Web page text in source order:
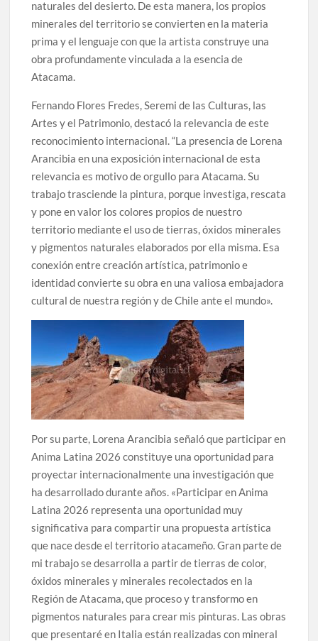
naturales del desierto. De esta manera, los propios
minerales del territorio se convierten en la materia
prima y el lenguaje con que la artista construye una
obra profundamente vinculada a la esencia de
Atacama.
Fernando Flores Fredes, Seremi de las Culturas, las
Artes y el Patrimonio, destacó la relevancia de este
reconocimiento internacional. “La presencia de Lorena
Arancibia en una exposición internacional de esta
relevancia es motivo de orgullo para Atacama. Su
trabajo trasciende la pintura, porque investiga, rescata
y pone en valor los colores propios de nuestro
territorio mediante el uso de tierras, óxidos minerales
y pigmentos naturales elaborados por ella misma. Esa
conexión entre creación artística, patrimonio e
identidad convierte su obra en una valiosa embajadora
cultural de nuestra región y de Chile ante el mundo».
Por su parte, Lorena Arancibia señaló que participar en
Anima Latina 2026 constituye una oportunidad para
proyectar internacionalmente una investigación que
ha desarrollado durante años. «Participar en Anima
Latina 2026 representa una oportunidad muy
significativa para compartir una propuesta artística
que nace desde el territorio atacameño. Gran parte de
mi trabajo se desarrolla a partir de tierras de color,
óxidos minerales y minerales recolectados en la
Región de Atacama, que proceso y transformo en
pigmentos naturales para crear mis pinturas. Las obras
que presentaré en Italia están realizadas con mineral